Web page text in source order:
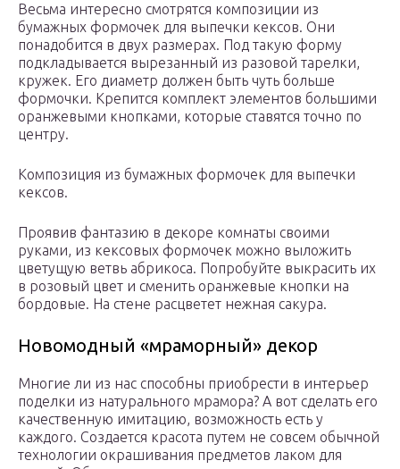
Весьма интересно смотрятся композиции из
бумажных формочек для выпечки кексов. Они
понадобится в двух размерах. Под такую форму
подкладывается вырезанный из разовой тарелки,
кружек. Его диаметр должен быть чуть больше
формочки. Крепится комплект элементов большими
оранжевыми кнопками, которые ставятся точно по
центру.
Композиция из бумажных формочек для выпечки
кексов.
Проявив фантазию в декоре комнаты своими
руками, из кексовых формочек можно выложить
цветущую ветвь абрикоса. Попробуйте выкрасить их
в розовый цвет и сменить оранжевые кнопки на
бордовые. На стене расцветет нежная сакура.
Новомодный «мраморный» декор
Многие ли из нас способны приобрести в интерьер
поделки из натурального мрамора? А вот сделать его
качественную имитацию, возможность есть у
каждого. Создается красота путем не совсем обычной
технологии окрашивания предметов лаком для